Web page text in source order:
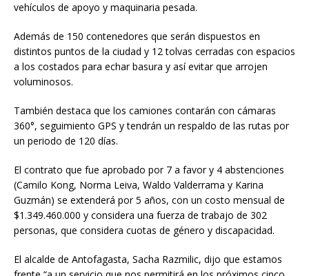
vehículos de apoyo y maquinaria pesada.
Además de 150 contenedores que serán dispuestos en
distintos puntos de la ciudad y 12 tolvas cerradas con espacios
a los costados para echar basura y así evitar que arrojen
voluminosos.
También destaca que los camiones contarán con cámaras
360°, seguimiento GPS y tendrán un respaldo de las rutas por
un periodo de 120 días.
El contrato que fue aprobado por 7 a favor y 4 abstenciones
(Camilo Kong, Norma Leiva, Waldo Valderrama y Karina
Guzmán) se extenderá por 5 años, con un costo mensual de
$1.349.460.000 y considera una fuerza de trabajo de 302
personas, que considera cuotas de género y discapacidad.
El alcalde de Antofagasta, Sacha Razmilic, dijo que estamos